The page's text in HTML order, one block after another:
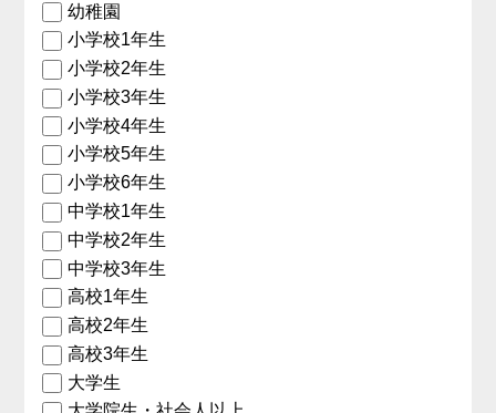
幼稚園
小学校1年生
小学校2年生
小学校3年生
小学校4年生
小学校5年生
小学校6年生
中学校1年生
中学校2年生
中学校3年生
高校1年生
高校2年生
高校3年生
大学生